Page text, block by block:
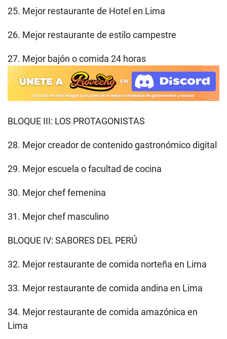
25. Mejor restaurante de Hotel en Lima
26. Mejor restaurante de estilo campestre
27. Mejor bajón o comida 24 horas
BLOQUE III: LOS PROTAGONISTAS
28. Mejor creador de contenido gastronómico digital
29. Mejor escuela o facultad de cocina
30. Mejor chef femenina
31. Mejor chef masculino
BLOQUE IV: SABORES DEL PERÚ
32. Mejor restaurante de comida norteña en Lima
33. Mejor restaurante de comida andina en Lima
34. Mejor restaurante de comida amazónica en
Lima